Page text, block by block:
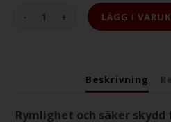
- +
Beskrivning
Rymlighet och säker skydd